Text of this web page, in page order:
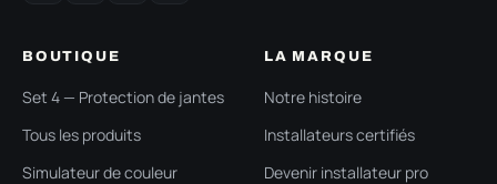
BOUTIQUE
Set 4 — Protection de jantes
Tous les produits
Simulateur de couleur
LA MARQUE
Notre histoire
Installateurs certifiés
Devenir installateur pro